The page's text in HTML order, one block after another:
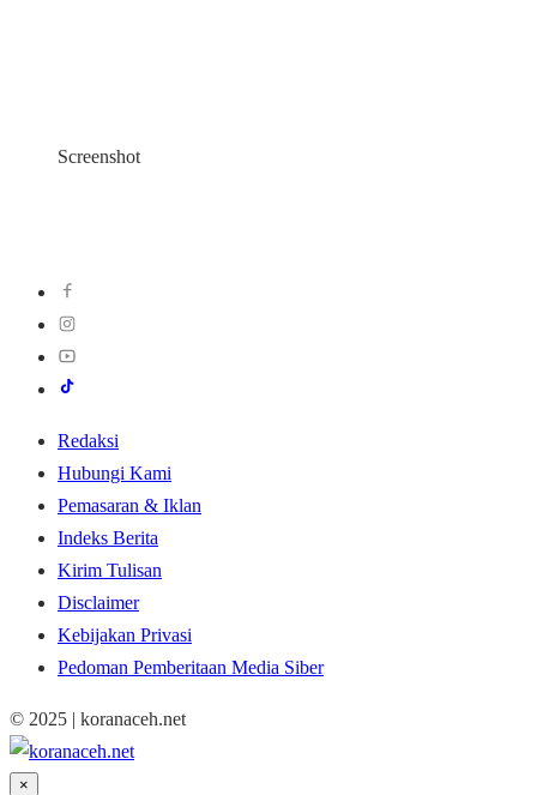
Screenshot
Redaksi
Hubungi Kami
Pemasaran & Iklan
Indeks Berita
Kirim Tulisan
Disclaimer
Kebijakan Privasi
Pedoman Pemberitaan Media Siber
© 2025 | koranaceh.net
×